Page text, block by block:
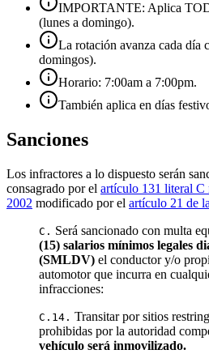
IMPORTANTE: Aplica
(lunes a domingo).
La rotación avanza cada día
domingos).
Horario: 7:00am a 7:00pm.
También aplica en días
Sanciones
Los infractores a lo dispuesto serán
consagrado por el artículo 131 literal C
2002 modificado por el artículo 21 de
C. Será sancionado con multa
(15) salarios mínimos legales
(SMLDV) el conductor y/o
automotor que incurra en
infracciones:
C.14. Transitar por sitios
prohibidas por la autoridad
vehículo será inmovilizado.